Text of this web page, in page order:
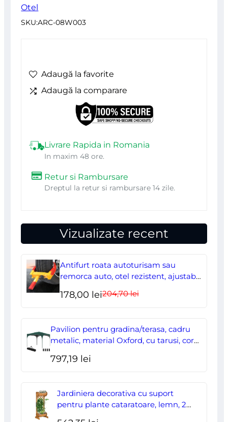
Otel
SKU:ARC-08W003
Livrare Rapida in Romania
In maxim 48 ore.
Retur si Rambursare
Dreptul la retur si rambursare 14 zile.
Adaugă la favorite
Adaugă la comparare
Vizualizate recent
Antifurt roata autoturisam sau
remorca auto, otel rezistent, ajustabil,
204,70leiPrețul
a
fost:
178,00 lei
Prețul
este:
178,00 lei.
Pavilion pentru gradina/terasa, cadru
metalic, material Oxford, cu tarusi, corzi
2.95×2.95×2.55 m
797,19 lei
Jardiniera decorativa cu suport
pentru plante cataratoare, lemn, 2